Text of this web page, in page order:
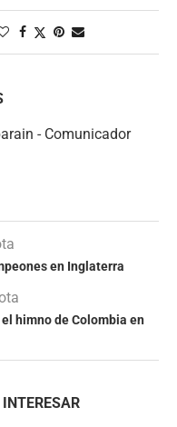
- Comunicador
en Inglaterra
himno de Colombia en